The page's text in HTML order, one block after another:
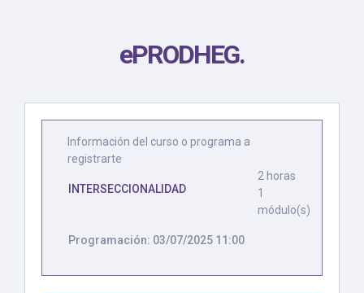
ePRODHEG.
Información del curso o programa a
registrarte
INTERSECCIONALIDAD
2 horas
1
módulo(s)
Programación: 03/07/2025 11:00